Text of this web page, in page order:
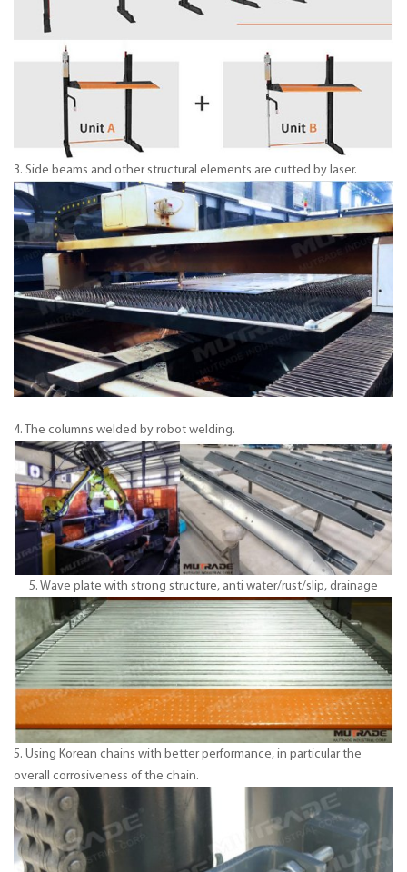
3. Side beams and other structural elements are cutted by laser.
4. The columns welded by robot welding.
5. Wave plate with strong structure, anti water/rust/slip, drainage
5. Using Korean chains with better performance, in particular the
overall corrosiveness of the chain.